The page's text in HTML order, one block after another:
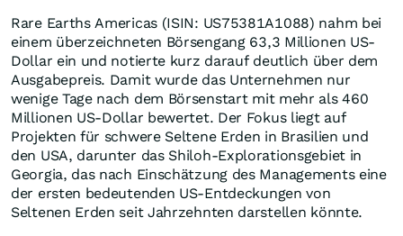
Rare Earths Americas (ISIN: US75381A1088) nahm bei
einem überzeichneten Börsengang 63,3 Millionen US-
Dollar ein und notierte kurz darauf deutlich über dem
Ausgabepreis. Damit wurde das Unternehmen nur
wenige Tage nach dem Börsenstart mit mehr als 460
Millionen US-Dollar bewertet. Der Fokus liegt auf
Projekten für schwere Seltene Erden in Brasilien und
den USA, darunter das Shiloh-Explorationsgebiet in
Georgia, das nach Einschätzung des Managements eine
der ersten bedeutenden US-Entdeckungen von
Seltenen Erden seit Jahrzehnten darstellen könnte.